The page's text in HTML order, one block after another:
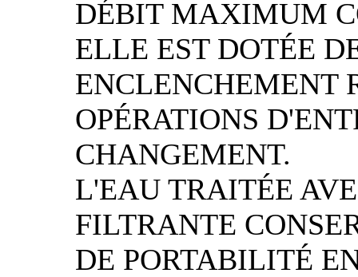
DÉBIT MAXIMUM
ELLE EST DOTÉE
ENCLENCHEMENT
OPÉRATIONS
CHANGEMENT.
L'EAU TRAITÉE
FILTRANTE
DE PORTABILITÉ